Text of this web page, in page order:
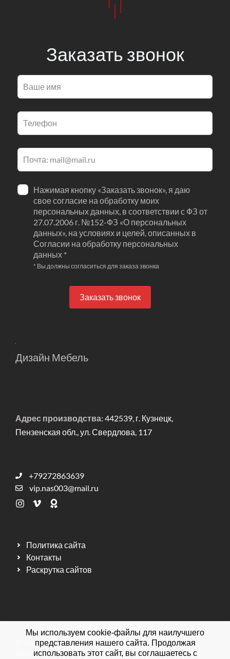
Заказать звонок
Оставьте
это
поле
пустым
Нажимая кнопку «Заказать звонок», я даю
свое согласие на обработку моих
персональных данных, в соответствии с ФЗ от
27.07.2006 г. №152-ФЗ «О персональных
данных», на условиях и целей, описанных в
Согласии на обработку персональных
данных *
* Вы должны согласиться для заказа звонка
Заказать звонок
Дизайн Мебель
Адрес производства:442539, г. Кузнецк,
Пензенская обл., ул. Свердлова, 117
+79272863639
vip.nas003@mail.ru
Политика сайта
Контакты
Раскрутка сайтов
© 2026 Мебельная фабрика ДИЗАЙН МЕБЕЛЬ.
Официальный сайт.
Мы используем cookie-файлы для наилучшего
представления нашего сайта. Продолжая
использовать этот сайт, вы соглашаетесь с